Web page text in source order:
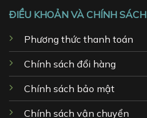
ĐIỀU KHOẢN VÀ CHÍNH SÁCH
Phương thức thanh toán
Chính sách đổi hàng
Chính sách bảo mật
Chính sách vận chuyển